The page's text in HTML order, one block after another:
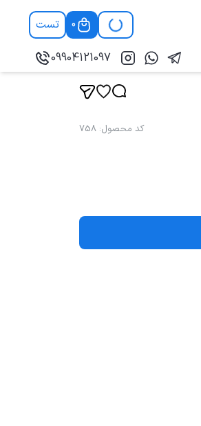
0
تست
09904121097
کد محصول:
758